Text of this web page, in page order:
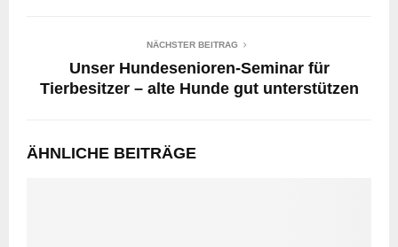
NÄCHSTER BEITRAG
Unser Hundesenioren-Seminar für
Tierbesitzer – alte Hunde gut unterstützen
ÄHNLICHE BEITRÄGE